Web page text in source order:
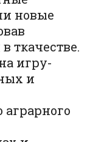
новые
ткачестве.
игру-
и